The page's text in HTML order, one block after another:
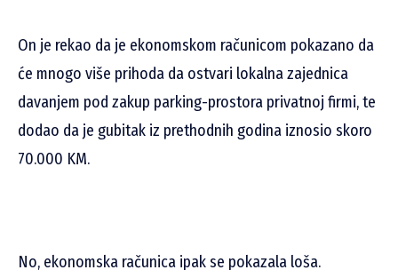
On je rekao da je ekonomskom računicom pokazano da
će mnogo više prihoda da ostvari lokalna zajednica
davanjem pod zakup parking-prostora privatnoj firmi, te
dodao da je gubitak iz prethodnih godina iznosio skoro
70.000 KM.
No, ekonomska računica ipak se pokazala loša.